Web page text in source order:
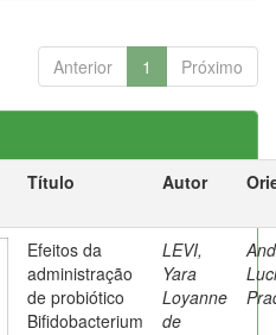
Anterior 1 Próximo
Título Autor
Efeitos da
administração
de probiótico
Bifidobacterium
LEVI,
Yara
Loyanne
de